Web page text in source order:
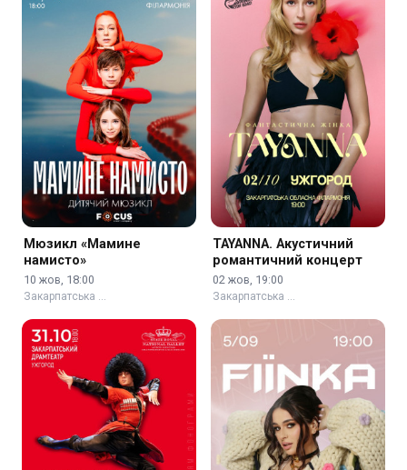
Мюзикл «Мамине
намисто»
10 жов, 18:00
Закарпатська …
TAYANNA. Акустичний
романтичний концерт
02 жов, 19:00
Закарпатська …